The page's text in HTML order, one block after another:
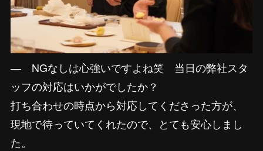
― NGなしは心強いですよね笑 当日の弊社スタ
ッフの対応はいかがでしたか？
打ち合わせの時点から対応してくださった方が、
現地で待っていてくれたので、とても安心しまし
た。